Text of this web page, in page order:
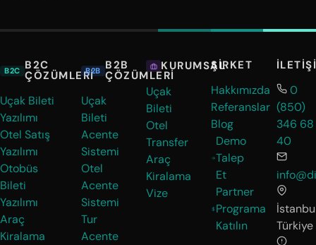
B2C B2C
ÇÖZÜMLERI
Uçak Bileti
Yazılımı
Otel Satış
Yazılımı
Otobüs
Bileti
Yazılımı
Araç
Kiralama
B2B B2B
ÇÖZÜMLERI
Uçak
Bileti
Acente
Sistemi
Otel
Acente
Sistemi
Tur
Acente
KURUMSAL
Uçak
Bileti
Otel
Transfer
Araç
Kiralama
Vize
ŞIRKET
Hakkımızda
Referanslar
Blog
Demo
Talep
Et
Partner
Programa
Katılın
0
(850)
346 68
40
Türkiye